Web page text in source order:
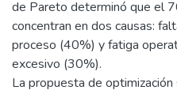
de Pareto determinó que el
concentran en dos causas:
proceso (40%) y fatiga
excesivo (30%).
La propuesta de